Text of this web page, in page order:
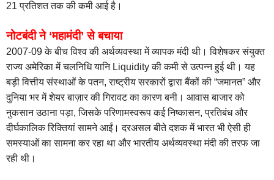
21 प्रतिशत तक की कमी आई है।
नोटबंदी ने ‘महामंदी’ से बचाया
2007-09 के बीच विश्व की अर्थव्यवस्था में व्यापक मंदी थी। विशेषकर संयुक्त
राज्य अमेरिका में चलनिधि यानि Liquidity की कमी से उत्पन्न हुई थी। यह
बड़ी वित्तीय संस्थाओं के पतन, राष्ट्रीय सरकारों द्वारा बैंकों की “जमानत” और
दुनिया भर में शेयर बाज़ार की गिरावट का कारण बनी। आवास बाजार को
नुकसान उठाना पड़ा, जिसके परिणामस्वरूप कई निष्कासन, प्रतिबंध और
दीर्घकालिक रिक्तियां सामने आईं। दरअसल बीते दशक में भारत भी ऐसी ही
समस्याओं का सामना कर रहा था और भारतीय अर्थव्यवस्था मंदी की तरफ जा
रही थी।